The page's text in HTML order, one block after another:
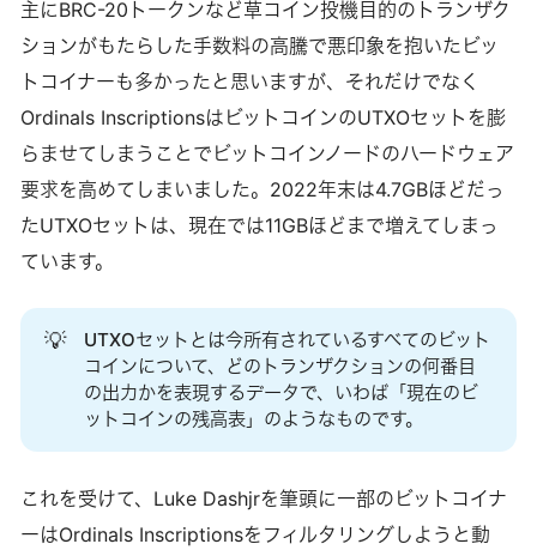
できる他のプロトコルとどう違うかに焦点を当てていきま
す。 Ordinals Ordinal Theoryとは Ordinal Numbersとは序
数、つまり順番の番号(何番目)を指す言葉で、Ordinal
Theoryは「ビットコイン上で発行された全てのsatoshi (sats)
に固有番号を振るシステム」というような意味を持ちます。
具体的にどういうことでしょうか。 例えばビットコインの最
主にBRC-20トークンなど草コイン投機目的のトランザク
ションがもたらした手数料の高騰で悪印象を抱いたビッ
トコイナーも多かったと思いますが、それだけでなく
Ordinals InscriptionsはビットコインのUTXOセットを膨
らませてしまうことでビットコインノードのハードウェア
要求を高めてしまいました。2022年末は4.7GBほどだっ
たUTXOセットは、現在では11GBほどまで増えてしまっ
ています。
💡
UTXOセットとは今所有されているすべてのビット
コインについて、どのトランザクションの何番目
の出力かを表現するデータで、いわば「現在のビ
ットコインの残高表」のようなものです。
これを受けて、Luke Dashjrを筆頭に一部のビットコイナ
ーはOrdinals Inscriptionsをフィルタリングしようと動